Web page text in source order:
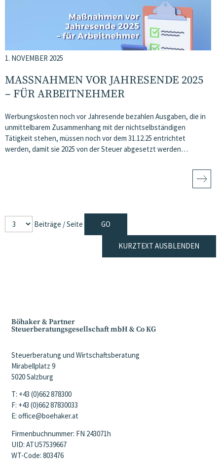
1. NOVEMBER 2025
MASSNAHMEN VOR JAHRESENDE 2025 –
FÜR ARBEITNEHMER
Werbungskosten noch vor Jahresende bezahlen Ausgaben, die in
unmittelbarem Zusammenhang mit der nichtselbständigen
Tätigkeit stehen, müssen noch vor dem 31.12.25 entrichtet
werden, damit sie 2025 von der Steuer abgesetzt werden…
Beiträge / Seite
KURZTEXT AUSBLENDEN
Böhaker & Partner
Steuerberatungsgesellschaft mbH & Co KG
Steuerberatung und Wirtschaftsberatung
Mirabellplatz 9
5020 Salzburg
T: +43 (0)662 878300
F: +43 (0)662 87830033
E: office@boehaker.at
Firmenbuchnummer: FN 243071h
UID: ATU57539667
WT-Code: 803476